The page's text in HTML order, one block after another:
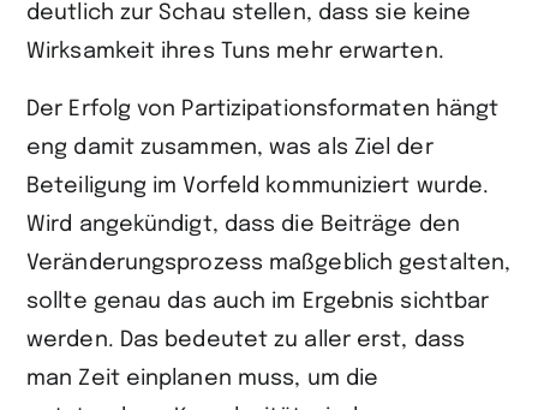
deutlich zur Schau stellen, dass sie keine
Wirksamkeit ihres Tuns mehr erwarten.
Der Erfolg von Partizipationsformaten hängt
eng damit zusammen, was als Ziel der
Beteiligung im Vorfeld kommuniziert wurde.
Wird angekündigt, dass die Beiträge den
Veränderungsprozess maßgeblich gestalten,
sollte genau das auch im Ergebnis sichtbar
werden. Das bedeutet zu aller erst, dass
man Zeit einplanen muss, um die